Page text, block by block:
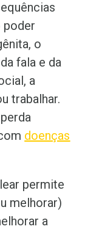
poder
o
fala e da
a
trabalhar.
doenças
permite
melhorar)
a